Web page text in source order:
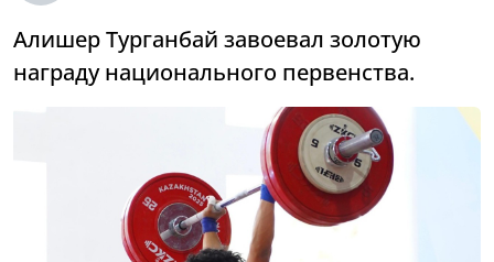
Алишер Турганбай завоевал золотую
награду национального первенства.